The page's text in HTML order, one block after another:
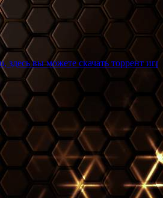
скачать торрент игры